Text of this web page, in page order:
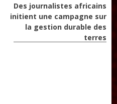
Des journalistes africains
initient une campagne sur
la gestion durable des
terres